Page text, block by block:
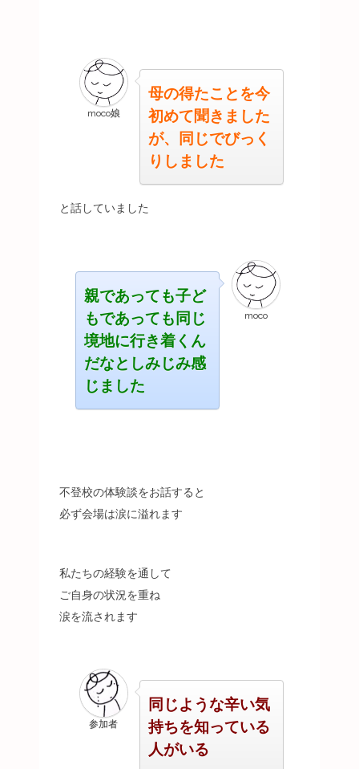
moco娘
母の得たことを今
初めて聞きました
が、同じでびっく
りしました
と話していました
moco
親であっても子ど
もであっても同じ
境地に行き着くん
だなとしみじみ感
じました
不登校の体験談をお話すると
必ず会場は涙に溢れます
私たちの経験を通して
ご自身の状況を重ね
涙を流されます
参加者
同じような辛い気
持ちを知っている
人がいる